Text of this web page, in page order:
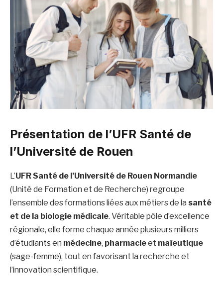
Présentation de l’UFR Santé de
l’Université de Rouen
L’UFR Santé de l’Université de Rouen Normandie
(Unité de Formation et de Recherche) regroupe
l’ensemble des formations liées aux métiers de la santé
et de la biologie médicale. Véritable pôle d’excellence
régionale, elle forme chaque année plusieurs milliers
d’étudiants en médecine, pharmacieet maïeutique
(sage-femme), tout en favorisant la recherche et
l’innovation scientifique.